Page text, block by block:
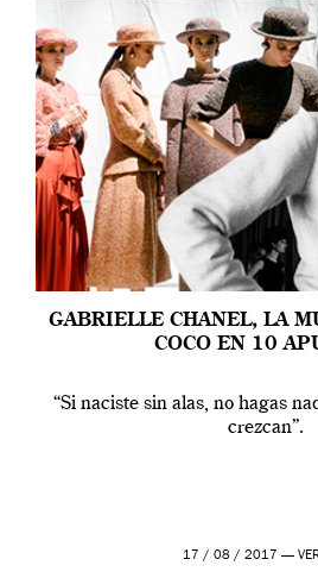
GABRIELLE CHANEL, LA
COCO EN 10
“Si naciste sin alas, no hagas
crezcan”.
17 / 08 / 2017 —